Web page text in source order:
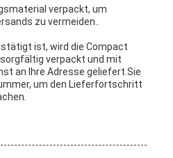
verpackt, um
zu vermeiden..
ist, wird die Compact
verpackt und mit
an Ihre Adresse geliefert.Sie
um den Lieferfortschritt